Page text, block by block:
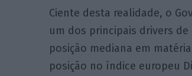
Ciente desta realidade, o
um dos principais drivers
posição mediana em
posição no índice europeu